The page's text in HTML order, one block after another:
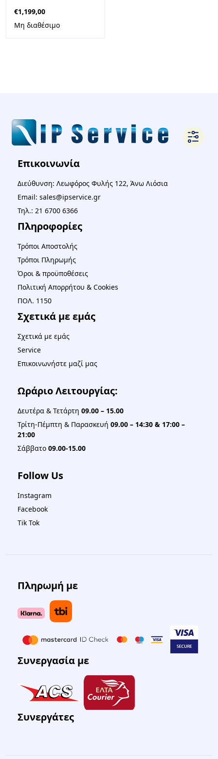
€1,199,00
Μη διαθέσιμο
Επικοινωνία
Διεύθυνση: Λεωφόρος Φυλής 122, Άνω Λιόσια
Email: sales@ipservice.gr
Τηλ.: 21 6700 6366
Πληροφορίες
Τρόποι Αποστολής
Τρόποι Πληρωμής
Όροι & προϋποθέσεις
Πολιτική Απορρήτου & Cookies
ΠΟΛ. 1150
Σχετικά με εμάς
Σχετικά με εμάς
Service
Επικοινωνήστε μαζί μας
Ωράριο Λειτουργίας:
Δευτέρα & Τετάρτη 09.00 – 15.00
Τρίτη-Πέμπτη & Παρασκευή 09.00 – 14:30 & 17:00 –
21:00
Σάββατο 09.00-15.00
Follow Us
Instagram
Facebook
Tik Tok
Πληρωμή με
Συνεργασία με
Συνεργάτες